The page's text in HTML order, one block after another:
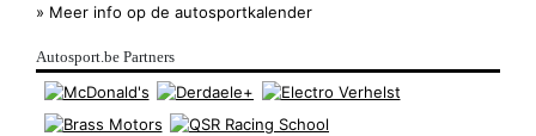
» Meer info op de autosportkalender
Autosport.be Partners